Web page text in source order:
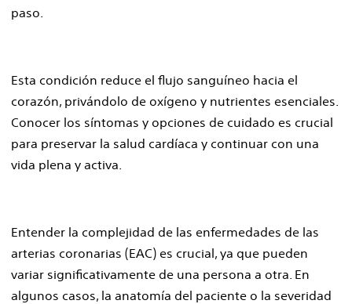
paso.
Esta condición reduce el flujo sanguíneo hacia el
corazón, privándolo de oxígeno y nutrientes esenciales.
Conocer los síntomas y opciones de cuidado es crucial
para preservar la salud cardíaca y continuar con una
vida plena y activa.
Entender la complejidad de las enfermedades de las
arterias coronarias (EAC) es crucial, ya que pueden
variar significativamente de una persona a otra. En
algunos casos, la anatomía del paciente o la severidad